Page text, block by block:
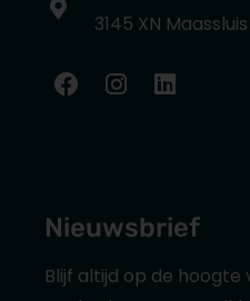
3145 XN Maassluis
Nieuwsbrief
Blijf altijd op de